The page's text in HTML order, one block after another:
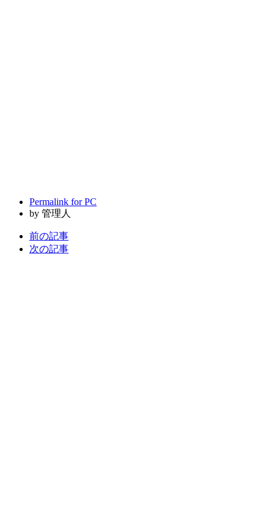
Permalink for PC
by 管理人
前の記事
次の記事